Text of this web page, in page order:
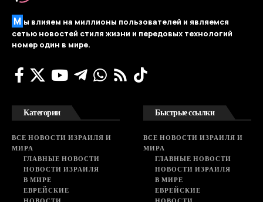
М ы влияем на миллионы пользователей и являемся
сетью новостей стиля жизни и передовых технологий
номер один в мире.
Категории
ВСЕ НОВОСТИ ИЗРАИЛЯ И
МИРА
ГЛАВНЫЕ НОВОСТИ
НОВОСТИ ИЗРАИЛЯ
В МИРЕ
ЕВРЕЙСКИЕ
Быстрые ссылки
ВСЕ НОВОСТИ ИЗРАИЛЯ И
МИРА
ГЛАВНЫЕ НОВОСТИ
НОВОСТИ ИЗРАИЛЯ
В МИРЕ
ЕВРЕЙСКИЕ